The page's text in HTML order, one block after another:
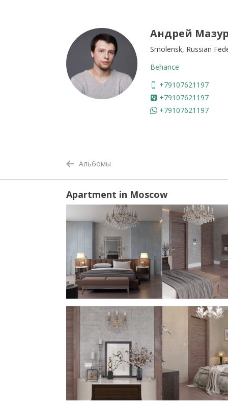
Андрей
Smolensk, Russian
Behance
+79107621197
+79107621197
+79107621197
Альбомы
Apartment in Moscow